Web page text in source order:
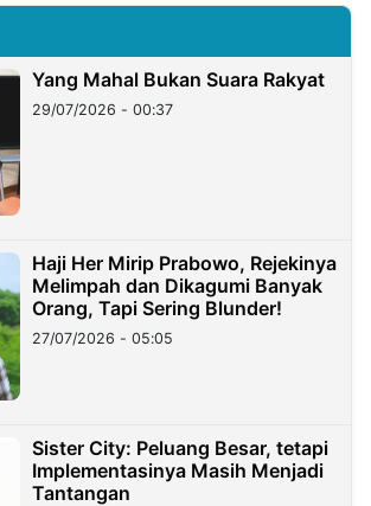
Yang Mahal Bukan Suara Rakyat
29/07/2026 - 00:37
Haji Her Mirip Prabowo, Rejekinya
Melimpah dan Dikagumi Banyak
Orang, Tapi Sering Blunder!
27/07/2026 - 05:05
Sister City: Peluang Besar, tetapi
Implementasinya Masih Menjadi
Tantangan